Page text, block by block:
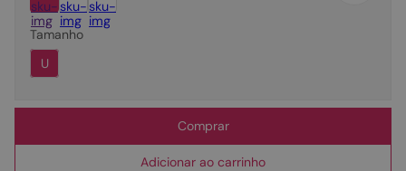
Tamanho
U
Comprar
Adicionar ao carrinho
sapatilha
couro